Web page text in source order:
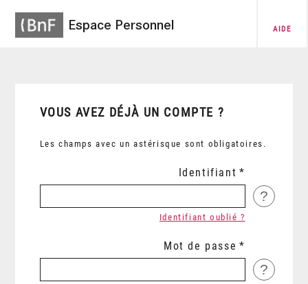
Espace Personnel AIDE
VOUS AVEZ DÉJÀ UN COMPTE ?
Les champs avec un astérisque sont obligatoires.
Identifiant
?
Identifiant oublié ?
Mot de passe
?